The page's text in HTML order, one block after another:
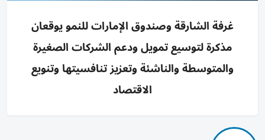
غرفة الشارقة وصندوق الإمارات للنمو يوقعان
مذكرة لتوسيع تمويل ودعم الشركات الصغيرة
والمتوسطة والناشئة وتعزيز تنافسيتها وتنويع
الاقتصاد